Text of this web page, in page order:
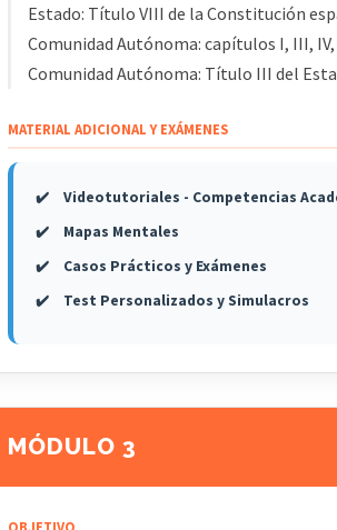
Estado: Título VIII de la Constitución
Comunidad Autónoma: capítulos I, III,
Comunidad Autónoma: Título III del
MATERIAL ADICIONAL Y EXÁMENES
Videotutoriales - Competencias
Mapas Mentales
Casos Prácticos y Exámenes
Test Personalizados y Simulacros
MÓDULO 3
OBJETIVO